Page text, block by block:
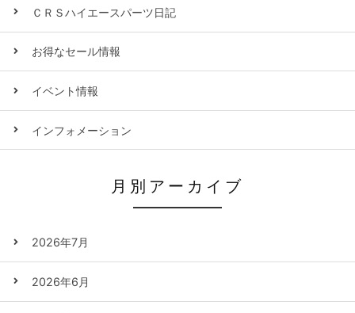
ＣＲＳハイエースパーツ日記
お得なセール情報
イベント情報
インフォメーション
月別アーカイブ
2026年7月
2026年6月